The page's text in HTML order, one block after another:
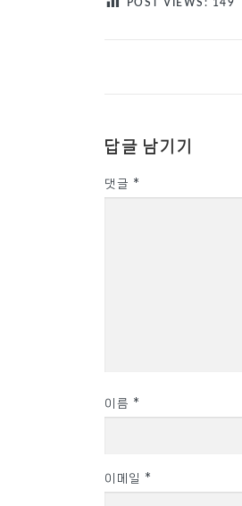
POST VIEWS: 149
답글 남기기
댓글 *
이름 *
이메일 *